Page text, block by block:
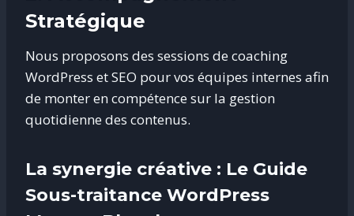
Stratégique
Nous proposons des sessions de coaching
WordPress et SEO pour vos équipes internes afin
de monter en compétence sur la gestion
quotidienne des contenus.
La synergie créative : Le Guide
Sous-traitance WordPress